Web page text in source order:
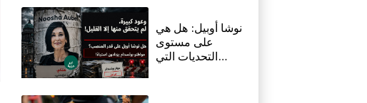
Colômbia
نوشا أوبيل: هل هي
على مستوى
التحديات التي